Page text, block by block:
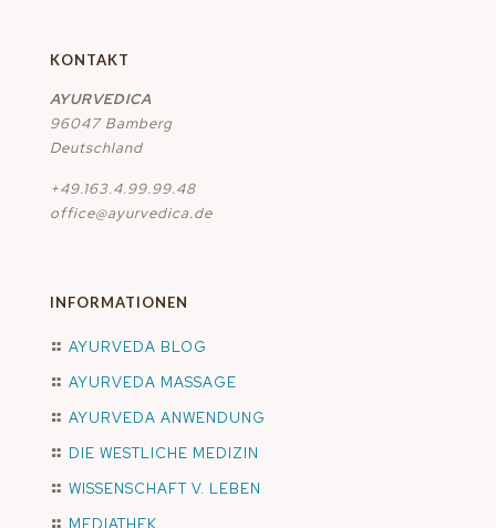
KONTAKT
AYURVEDICA
96047 Bamberg
Deutschland
+49.163.4.99.99.48
office@ayurvedica.de
INFORMATIONEN
AYURVEDA BLOG
AYURVEDA MASSAGE
AYURVEDA ANWENDUNG
DIE WESTLICHE MEDIZIN
WISSENSCHAFT V. LEBEN